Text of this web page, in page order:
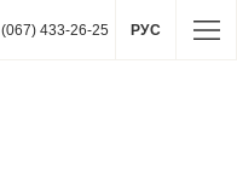
433-26-25 РУС